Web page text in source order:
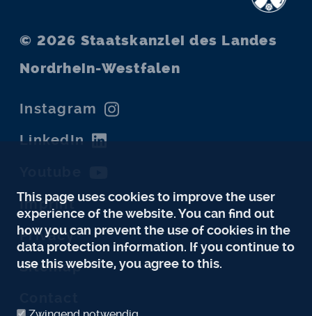
© 2026 Staatskanzlei des Landes
Nordrhein-Westfalen
Instagram
LinkedIn
Imprint
Privacy
Sitemap
This page uses cookies to improve the user
experience of the website. You can find out
how you can prevent the use of cookies in the
data protection information. If you continue to
use this website, you agree to this.